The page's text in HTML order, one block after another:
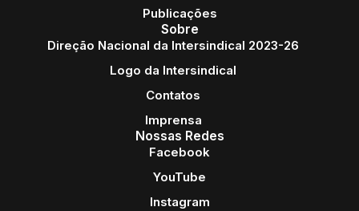
Publicações
Sobre
Direção Nacional da Intersindical 2023-26
Logo da Intersindical
Contatos
Imprensa
Nossas Redes
Facebook
YouTube
Instagram